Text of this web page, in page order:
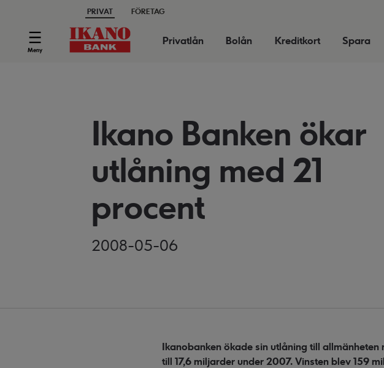
PRIVAT FÖRETAG
Meny
Privatlån Bolån Kreditkort Spara
Ikano Banken ökar
utlåning med 21
procent
2008-05-06
Ikanobanken ökade sin utlåning till
till 17,6 miljarder under 2007. Vinsten blev 159